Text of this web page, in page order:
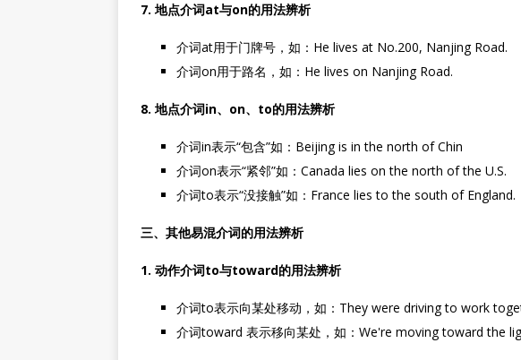
7. 地点介词at与on的用法辨析
介词at用于门牌号，如：He lives at No.200, Nanjing Road.
介词on用于路名，如：He lives on Nanjing Road.
8. 地点介词in、on、to的用法辨析
介词in表示“包含”如：Beijing is in the north of Chin
介词on表示“紧邻”如：Canada lies on the north of the U.S.
介词to表示“没接触”如：France lies to the south of England.
三、其他易混介词的用法辨析
1. 动作介词to与toward的用法辨析
介词to表示向某处移动，如：They were driving to work
介词toward 表示移向某处，如：We're moving toward the